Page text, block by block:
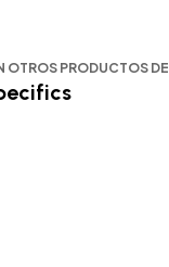
OTROS PRODUCTOS DE